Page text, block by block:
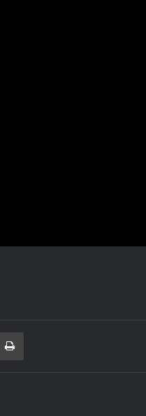
po epošti Natisni